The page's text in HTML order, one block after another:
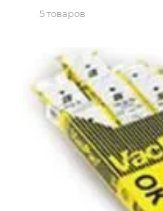
5 товаров